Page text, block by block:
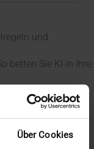
Über Cookies
und
betten Sie KI in Ihre
in die ePA